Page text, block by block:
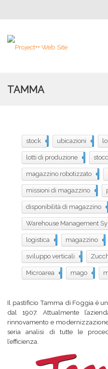
TAMMA
stock 139ubicazioni 138
lotti di produzione 136
magazzino robotizzato 133
missioni di magazzino
disponibilità di magazzino
Warehouse Management
logistica magazzino
sviluppo verticali
Microarea mago
Il pastificio Tamma di Foggia è
dal 1907. Attualmente
rinnovamento e
seria analisi di tutte le
l’efficienza.